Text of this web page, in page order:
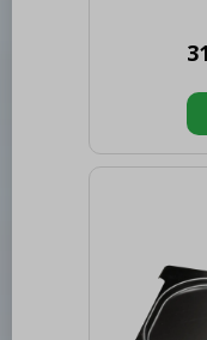
0.60
brutto
Materiál:
Vnější
GN / EN